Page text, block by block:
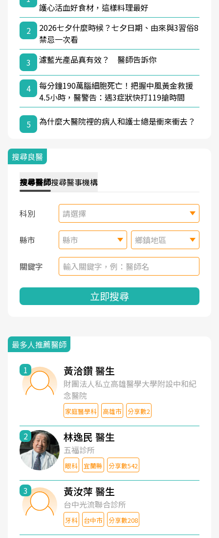
護心活血好食材，這樣料理最好
2
2026七夕什麼時候？七夕日期、由來與3習俗8
禁忌一次看
3
濾藍光產品真有效？ 醫師告訴你
4
每分鐘190萬腦細胞死亡！把握中風黃金救援
4.5小時，醫警告：遇3症狀快打119搶時間
5 為什麼大醫院裡的病人和護士總是衝來衝去？
搜尋良醫
搜尋醫師搜尋醫事機構
科別 請選擇
縣市 縣市 鄉鎮地區
關鍵字
立即搜尋
最多人推薦醫師
1 黃洽鑽 醫生
財團法人私立高雄醫學大學附設中和紀
念醫院
家庭醫學科 高雄市 分享數2
2 林逸民 醫生
五福診所
眼科 宜蘭縣 分享數542
3 黃汝萍 醫生
台中光流聯合診所
牙科 台中市 分享數208